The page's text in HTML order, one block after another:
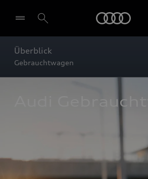
Überblick
Gebrauchtwagen
Audi